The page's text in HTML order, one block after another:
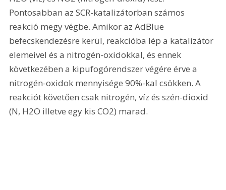
Pontosabban az SCR-katalizátorban számos
reakció megy végbe. Amikor az AdBlue
befecskendezésre kerül, reakcióba lép a katalizátor
elemeivel és a nitrogén-oxidokkal, és ennek
következében a kipufogórendszer végére érve a
nitrogén-oxidok mennyisége 90%-kal csökken. A
reakciót követően csak nitrogén, víz és szén-dioxid
(N, H2O illetve egy kis CO2) marad.